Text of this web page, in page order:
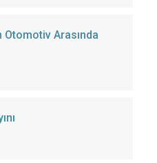
Otomotiv Arasında